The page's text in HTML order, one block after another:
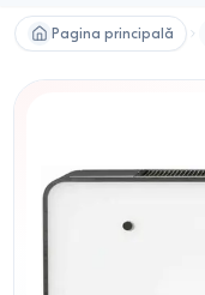
Pagina principală